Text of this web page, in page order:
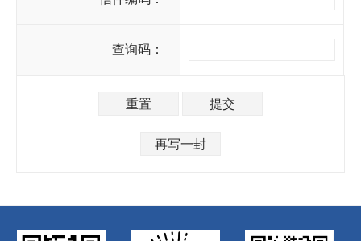
查询码：